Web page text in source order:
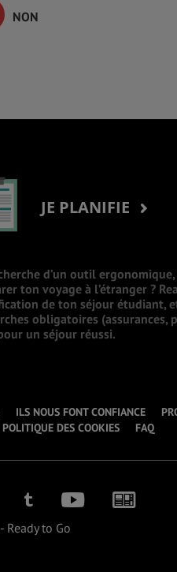
NON
JE PLANIFIE
d’un outil
ton voyage à l’étranger ?
de ton séjour étudiant,
obligatoires (assurances,
un séjour réussi.
ILS NOUS FONT CONFIANCE
POLITIQUE DES COOKIES FAQ
Ready to Go